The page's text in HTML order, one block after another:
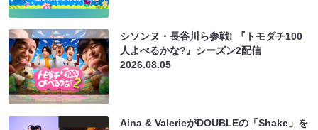
シソンヌ・長谷川ら参戦! 『トモダチ100
人よべるかな?』シーズン2配信
2026.08.05
Aina & ValerieがDOUBLEの「Shake」を